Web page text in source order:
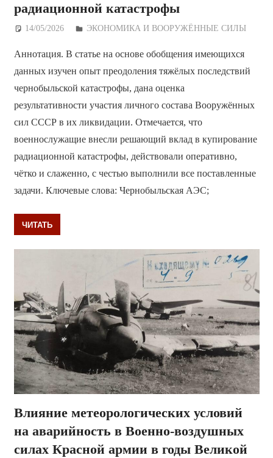
радиационной катастрофы
14/05/2026 Дежурный по Редакции
ЭКОНОМИКА И ВООРУЖЁННЫЕ СИЛЫ
Аннотация. В статье на основе обобщения имеющихся
данных изучен опыт преодоления тяжёлых последствий
чернобыльской катастрофы, дана оценка
результативности участия личного состава Вооружённых
сил СССР в их ликвидации. Отмечается, что
военнослужащие внесли решающий вклад в купирование
радиационной катастрофы, действовали оперативно,
чётко и слаженно, с честью выполнили все поставленные
задачи. Ключевые слова: Чернобыльская АЭС;
ЧИТАТЬ
Влияние метеорологических условий
на аварийность в Военно-воздушных
силах Красной армии в годы Великой